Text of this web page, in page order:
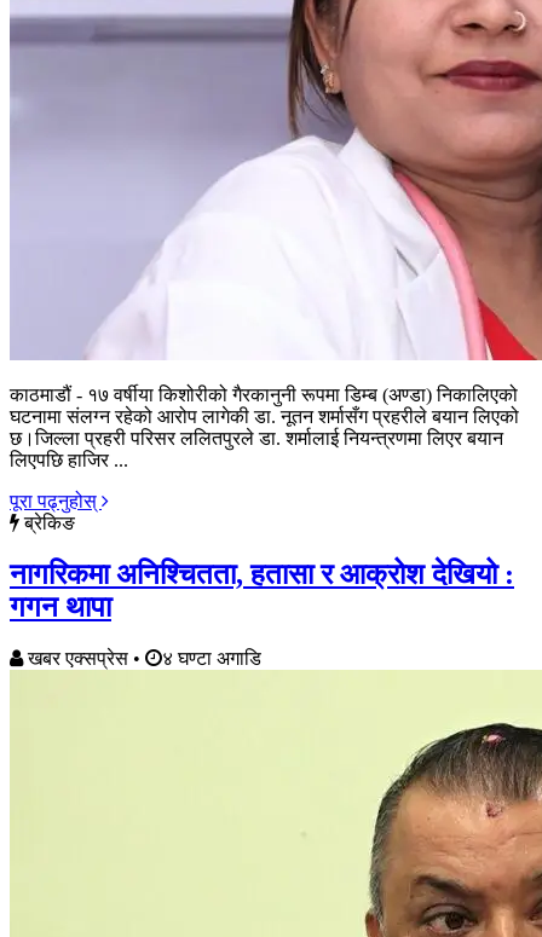
काठमाडौं - १७ वर्षीया किशोरीको गैरकानुनी रूपमा डिम्ब (अण्डा) निकालिएको
घटनामा संलग्न रहेको आरोप लागेकी डा. नूतन शर्मासँग प्रहरीले बयान लिएको
छ।जिल्ला प्रहरी परिसर ललितपुरले डा. शर्मालाई नियन्त्रणमा लिएर बयान
लिएपछि हाजिर ...
पूरा पढ्नुहोस्
ब्रेकिङ
नागरिकमा अनिश्चितता, हतासा र आक्रोश देखियो :
गगन थापा
खबर एक्सप्रेस • ४ घण्टा अगाडि